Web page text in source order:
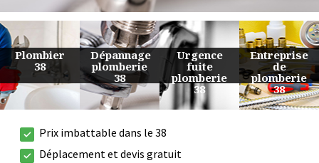
Urgence
fuite
plomberie
38
Entreprise
de
plomberie
38
Travaux
de
plomberie
38
Devis
plomberie
38
Prix imbattable dans le 38
Déplacement et devis gratuit